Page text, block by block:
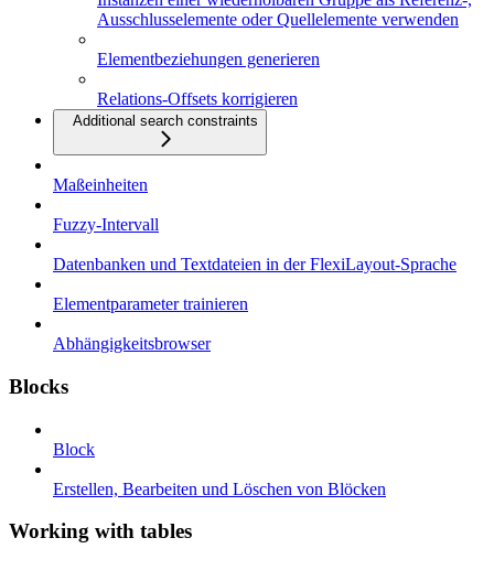
Ausschlusselemente oder Quellelemente verwenden
Elementbeziehungen generieren
Relations-Offsets korrigieren
Additional search constraints
Maßeinheiten
Fuzzy-Intervall
Datenbanken und Textdateien in der FlexiLayout-Sprache
Elementparameter trainieren
Abhängigkeitsbrowser
Blocks
Block
Erstellen, Bearbeiten und Löschen von Blöcken
Working with tables